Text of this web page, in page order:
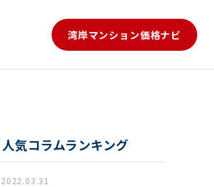
湾岸マンション価格ナビ
人気コラムランキング
2022.03.31